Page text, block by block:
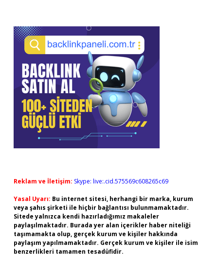
Reklam ve İletişim: Skype: live:.cid.575569c608265c69
Yasal Uyarı: Bu internet sitesi, herhangi bir marka, kurum
veya şahıs şirketi ile hiçbir bağlantısı bulunmamaktadır.
Sitede yalnızca kendi hazırladığımız makaleler
paylaşılmaktadır. Burada yer alan içerikler haber niteliği
taşımamakta olup, gerçek kurum ve kişiler hakkında
paylaşım yapılmamaktadır. Gerçek kurum ve kişiler ile isim
benzerlikleri tamamen tesadüfidir.